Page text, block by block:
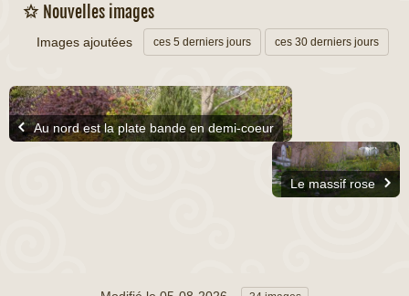
Nouvelles images
Images ajoutées ces 5 derniers jours ces 30 derniers jours
Au nord est la plate bande en demi-coeur
Le massif rose